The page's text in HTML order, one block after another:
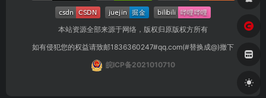
本站资源全部来源于网络，版权归原版权方所有
如有侵犯您的权益请致邮1836360247#qq.com(#替换成@)撤下
皖ICP备2021010710